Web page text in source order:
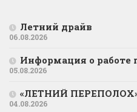
Летний драйв
06.08.2026
Информация о работе
05.08.2026
«ЛЕТНИЙ
04.08.2026